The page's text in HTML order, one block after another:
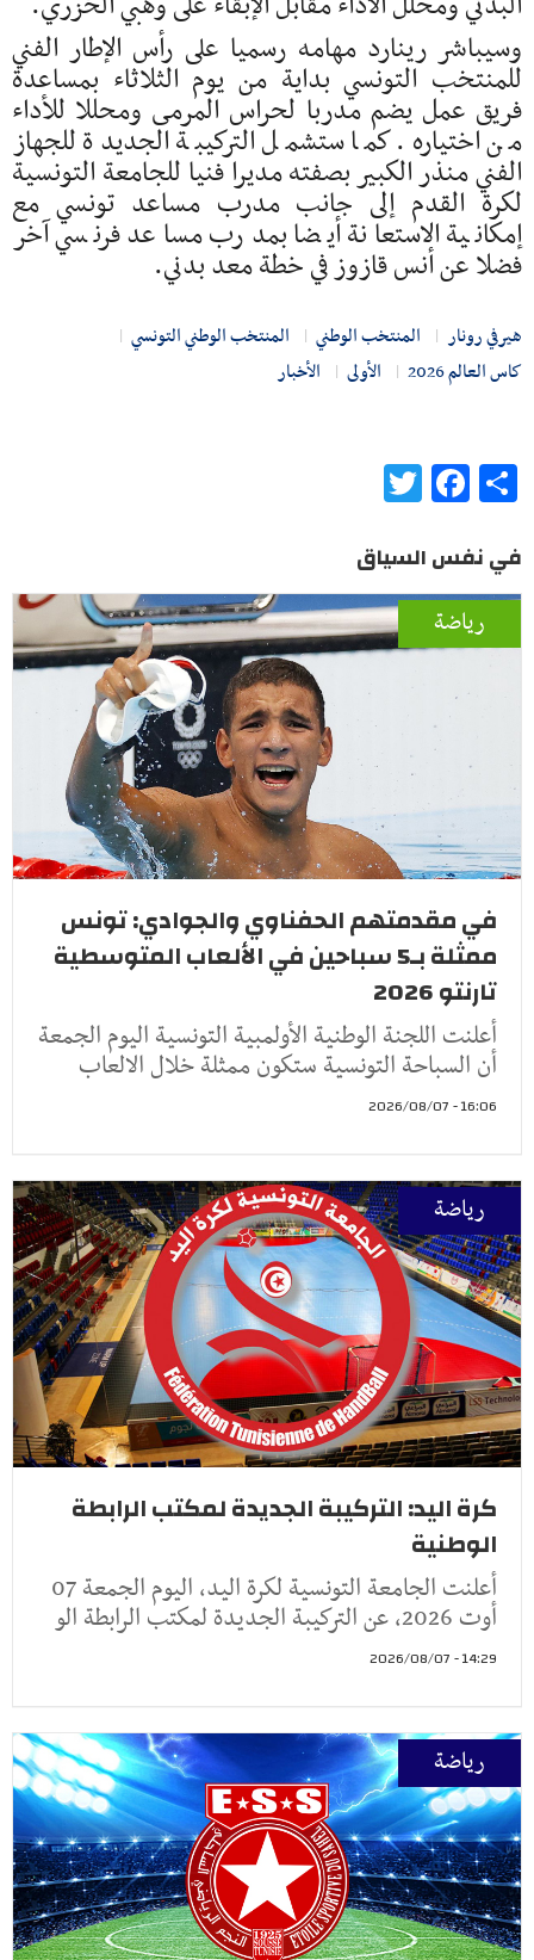
وسيباشر رينارد مهامه رسميا على رأس الإطار الفني
للمنتخب التونسي بداية من يوم الثلاثاء بمساعدة
فريق عمل يضم مدربا لحراس المرمى ومحللا للأداء
من اختياره. كما ستشمل التركيبة الجديدة للجهاز
الفني منذر الكبير بصفته مديرا فنيا للجامعة التونسية
لكرة القدم إلى جانب مدرب مساعد تونسي مع
إمكانية الاستعانة أيضا بمدرب مساعد فرنسي آخر
فضلا عن أنس قازوز في خطة معد بدني.
هيرفي رونار المنتخب الوطني
المنتخب الوطني التونسي
كاس العالم 2026
الأولى الأخبار
Share
Facebook
في نفس السياق
رياضة
في مقدمتهم الحفناوي والجوادي: تونس
ممثلة بـ5 سباحين في الألعاب المتوسطية
تارنتو 2026
أعلنت اللجنة الوطنية الأولمبية التونسية اليوم الجمعة
أن السباحة التونسية ستكون ممثلة خلال الالعاب
16:06 - 2026/08/07
رياضة
كرة اليد: التركيبة الجديدة لمكتب الرابطة
الوطنية
أعلنت الجامعة التونسية لكرة اليد، اليوم الجمعة 07
أوت 2026، عن التركيبة الجديدة لمكتب الرابطة الو
14:29 - 2026/08/07
رياضة